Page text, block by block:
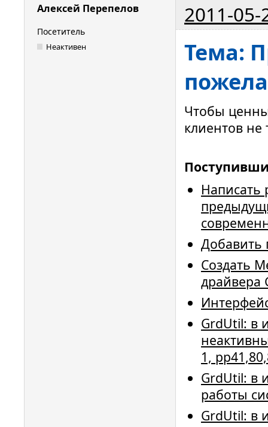
Алексей Перепелов 2011-05-
Посетитель
Неактивен
Тема:
Чтобы
клиентов не
Написать
Добавить
Создать
драйвера
GrdUtil: в
1,
GrdUtil: в
работы
GrdUtil: в